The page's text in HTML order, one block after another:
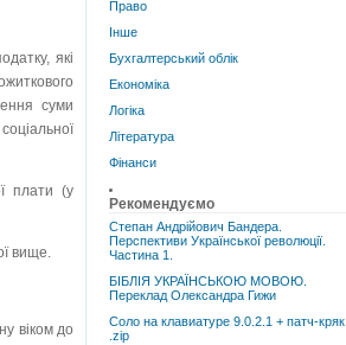
які
суми
плати (у
вище.
віком до
Право
Інше
Бухгалтерський облік
Економіка
Логіка
Література
Фінанси
Рекомендуємо
Степан Андрійович Бандера.
Перспективи Української революції.
Частина 1.
БІБЛІЯ УКРАЇНСЬКОЮ МОВОЮ.
Переклад Олександра Гижи
Соло на клавиатуре 9.0.2.1 + патч-кряк
.zip